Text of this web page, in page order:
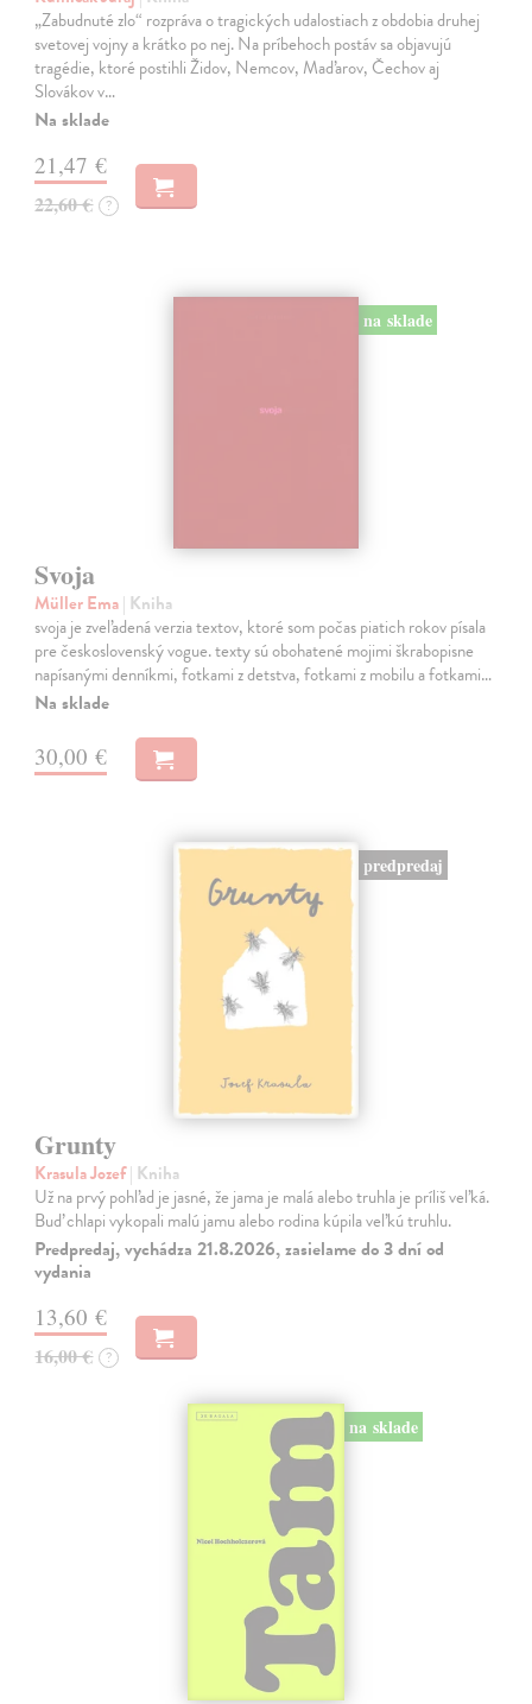
„Zabudnuté zlo“ rozpráva o tragických udalostiach z obdobia druhej
svetovej vojny a krátko po nej. Na príbehoch postáv sa objavujú
tragédie, ktoré postihli Židov, Nemcov, Maďarov, Čechov aj
Slovákov v…
Na sklade
21,47 €
22,60 € ?
na sklade
Svoja
Müller Ema| Kniha
svoja je zveľadená verzia textov, ktoré som počas piatich rokov písala
pre československý vogue. texty sú obohatené mojimi škrabopisne
napísanými denníkmi, fotkami z detstva, fotkami z mobilu a fotkami…
Na sklade
30,00 €
predpredaj
Grunty
Krasula Jozef| Kniha
Už na prvý pohľad je jasné, že jama je malá alebo truhla je príliš veľká.
Buď chlapi vykopali malú jamu alebo rodina kúpila veľkú truhlu.
Predpredaj, vychádza 21.8.2026, zasielame do 3 dní od
vydania
13,60 €
16,00 € ?
na sklade